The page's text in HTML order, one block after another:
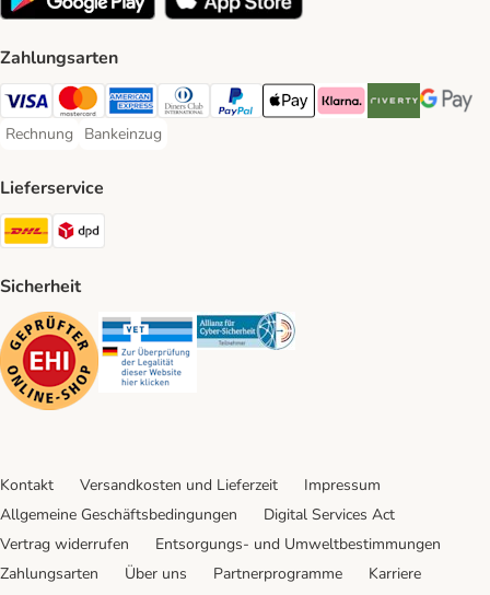
Zahlungsarten
Visa Payment Method
Mastercard Payment Method
American Express Payment Method
Diners Club Payment Method
PayPal Payment Method
Apple Pay Payment Method
Klarna Payment Method
Riverty Payment
Google
Rechnung
Rechnung Payment Method
Bankeinzug
Bankeinzug Payment Method
Lieferservice
DHL Shipping Method
Sicherheit
Security Security Security
Kontakt Versandkosten und Lieferzeit
Impressum
Allgemeine Geschäftsbedingungen
Digital Services Act
Vertrag widerrufen
Entsorgungs- und Umweltbestimmungen
Zahlungsarten
Über uns Partnerprogramme
Karriere